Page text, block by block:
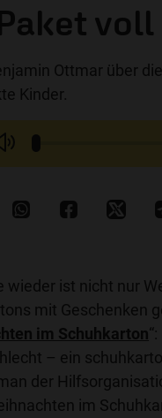
Ottmar über
Kinder.
wieder ist nicht nur
mit Geschenken
im Schuhkarton
– ein
der
im